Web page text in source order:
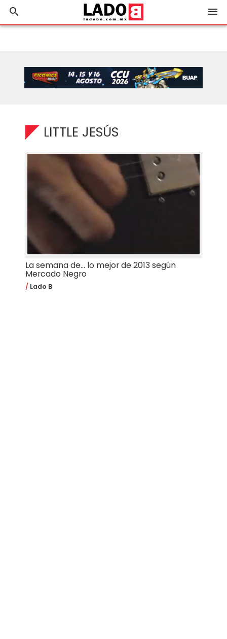
search menu
LITTLE JESÚS
La semana de... lo mejor de 2013 según
Mercado Negro
Lado B